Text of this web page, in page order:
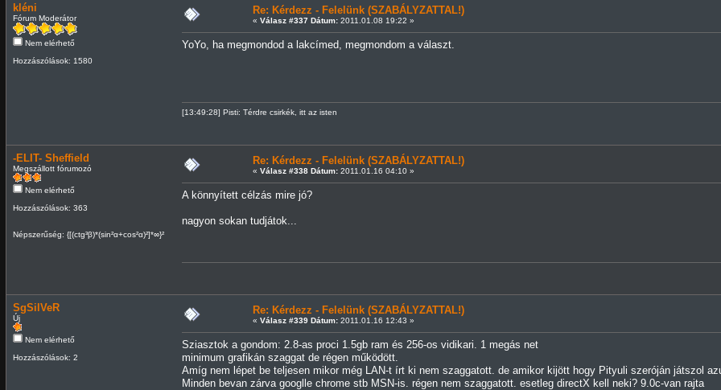
kléni
Fórum Moderátor
Nem elérhető
Hozzászólások: 1580
Re: Kérdezz - Felelünk (SZABÁLYZATTAL!)
« Válasz #337 Dátum:2011.01.08 19:22 »
YoYo, ha megmondod a lakcímed, megmondom a választ.
[13:49:28] Pisti: Térdre csirkék, itt az isten
-ELIT- Sheffield
Megszállott fórumozó
Nem elérhető
Hozzászólások: 363
Népszerűség: {[(ctg³β)*(sin²α+cos²α)²]*∞}²
Re: Kérdezz - Felelünk (SZABÁLYZATTAL!)
« Válasz #338 Dátum:2011.01.16 04:10 »
A könnyített célzás mire jó?
nagyon sokan tudjátok...
SgSilVeR
Új
Nem elérhető
Hozzászólások: 2
Re: Kérdezz - Felelünk (SZABÁLYZATTAL!)
« Válasz #339 Dátum:2011.01.16 12:43 »
Sziasztok a gondom: 2.8-as proci 1.5gb ram és 256-os vidikari. 1 megás net
minimum grafikán szaggat de régen működött.
Amíg nem lépet be teljesen mikor még LAN-t írt ki nem szaggatott. de amikor kijött hogy Pityuli szeróján játszol
Minden bevan zárva googlle chrome stb MSN-is. régen nem szaggatott. esetleg directX kell neki? 9.0c-van rajta